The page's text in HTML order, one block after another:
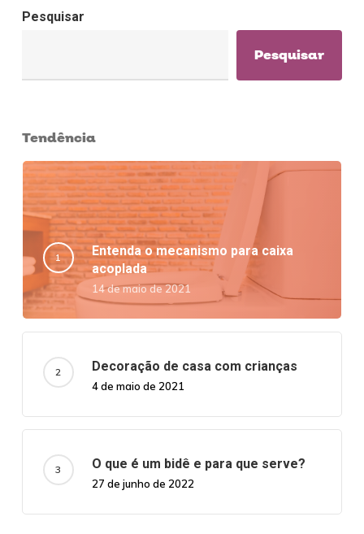
Pesquisar
Pesquisar
Tendência
Entenda o mecanismo para caixa
acoplada
14 de maio de 2021
Decoração de casa com crianças
4 de maio de 2021
O que é um bidê e para que serve?
27 de junho de 2022